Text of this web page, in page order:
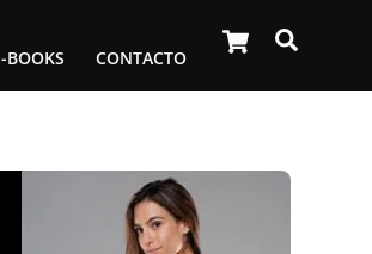
Cart
BOOKS CONTACTO